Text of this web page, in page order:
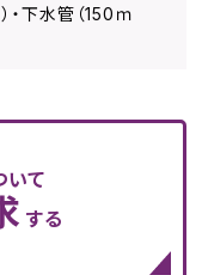
下水管（150ｍ
いて
する